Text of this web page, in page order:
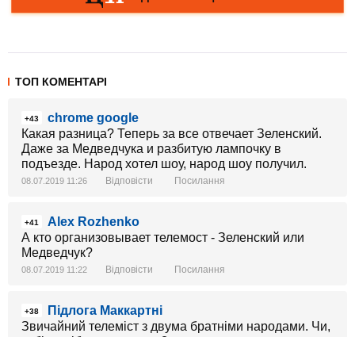
ТОП КОМЕНТАРІ
+43
chrome google
Какая разница? Теперь за все отвечает Зеленский.
Даже за Медведчука и разбитую лампочку в
подъезде. Народ хотел шоу, народ шоу получил.
08.07.2019 11:26 Відповісти Посилання
+41
Alex Rozhenko
А кто организовывает телемост - Зеленский или
Медведчук?
08.07.2019 11:22 Відповісти Посилання
+38
Підлога Маккартні
Звичайний телеміст з двума братніми народами. Чи,